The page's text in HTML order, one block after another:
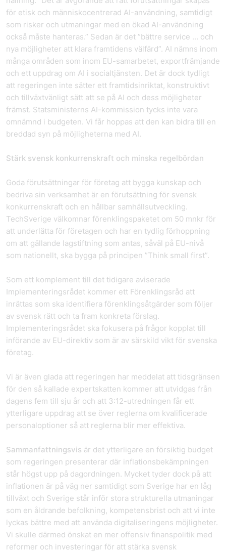
för etisk och människocentrerad AI-användning, samtidigt
som risker och utmaningar med en ökad AI-användning
också måste hanteras.” Sedan är det ”bättre service … och
nya möjligheter att klara framtidens välfärd”. AI nämns inom
många områden som inom EU-samarbetet, exportfrämjande
och ett uppdrag om AI i socialtjänsten. Det är dock tydligt
att regeringen inte sätter ett framtidsinriktat, konstruktivt
och tillväxtvänligt sätt att se på AI och dess möjligheter
främst. Statsministerns AI-kommission tycks inte vara
omnämnd i budgeten. Vi får hoppas att den kan bidra till en
breddad syn på möjligheterna med AI.
Stärk svensk konkurrenskraft och minska regelbördan
Goda förutsättningar för företag att bygga kunskap och
bedriva sin verksamhet är en förutsättning för svensk
konkurrenskraft och en hållbar samhällsutveckling.
TechSverige välkomnar förenklingspaketet om 50 mnkr för
att underlätta för företagen och har en tydlig förhoppning
om att gällande lagstiftning som antas, såväl på EU-nivå
som nationellt, ska bygga på principen ”Think small first”.
Som ett komplement till det tidigare aviserade
Implementeringsrådet kommer ett Förenklingsråd att
inrättas som ska identifiera förenklingsåtgärder som följer
av svensk rätt och ta fram konkreta förslag.
Implementeringsrådet ska fokusera på frågor kopplat till
införande av EU-direktiv som är av särskild vikt för svenska
företag.
Vi är även glada att regeringen har meddelat att tidsgränsen
för den så kallade expertskatten kommer att utvidgas från
dagens fem till sju år och att 3:12-utredningen får ett
ytterligare uppdrag att se över reglerna om kvalificerade
personaloptioner så att reglerna blir mer effektiva.
Sammanfattningsvis är det ytterligare en försiktig budget
som regeringen presenterar där inflationsbekämpningen
står högst upp på dagordningen. Mycket tyder dock på att
inflationen är på väg ner samtidigt som Sverige har en låg
tillväxt och Sverige står inför stora strukturella utmaningar
som en åldrande befolkning, kompetensbrist och att vi inte
lyckas bättre med att använda digitaliseringens möjligheter.
Vi skulle därmed önskat en mer offensiv finanspolitik med
reformer och investeringar för att stärka svensk